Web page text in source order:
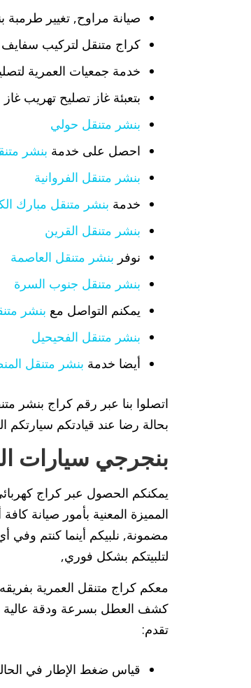
صيانة مراوح, تغيير طرمبة
كراج متنقل لتركيب سفايف
خدمة جمعيات العمرية
بتعبئة غاز تصليح تهريب غاز
بنشر متنقل حولي
احصل على خدمة بنشر
بنشر متنقل الفروانية
خدمة بنشر متنقل مبارك
بنشر متنقل القرين
نوفر بنشر متنقل العاصمة
بنشر متنقل جنوب السرة
يمكنم التواصل مع بنشر
بنشر متنقل الفحيحيل
أيضا خدمة بنشر متنقل
اتصلوا بنا عبر رقم كراج بنشر
بحالة رضا عند قيادتكم سيارتكم
بنجرجي سيارات
يمكنكم الحصول عبر كراج
المميزة المعنية بأمور صيانة
مضمونة, نلبيكم أينما كنتم
لتلبيتكم بشكل فوري,
معكم كراج متنقل العمرية
تقدم:
قياس ضغط الإطار في